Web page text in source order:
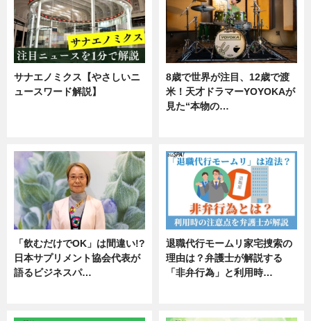
サナエノミクス【やさしいニ
ュースワード解説】
8歳で世界が注目、12歳で渡
米！天才ドラマーYOYOKAが
見た“本物の…
「飲むだけでOK」は間違い!?
日本サプリメント協会代表が
語るビジネスパ…
退職代行モームリ家宅捜索の
理由は？弁護士が解説する
「非弁行為」と利用時…